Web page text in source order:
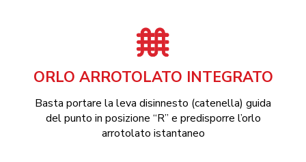
ORLO ARROTOLATO INTEGRATO
Basta portare la leva disinnesto (catenella) guida
del punto in posizione “R” e predisporre l’orlo
arrotolato istantaneo